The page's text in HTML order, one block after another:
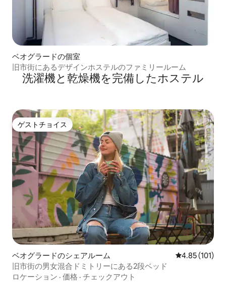
ベオグラードの個室
旧市街にあるデザインホステルのファミリールーム
洗濯機と乾燥機を完備したホステル
ゲストチョイス
ゲストチョイス
ベオグラードのシェアルーム レビュー101
4.85 (101)
旧市街の男女混合ドミトリーにある2段ベッド
ロケーション · 価格 · チェックアウト